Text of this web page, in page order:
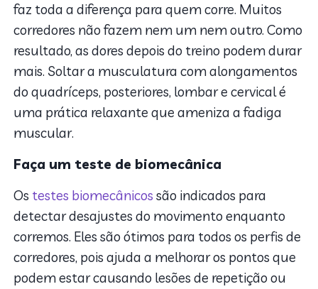
faz toda a diferença para quem corre. Muitos
corredores não fazem nem um nem outro. Como
resultado, as dores depois do treino podem durar
mais. Soltar a musculatura com alongamentos
do quadríceps, posteriores, lombar e cervical é
uma prática relaxante que ameniza a fadiga
muscular.
Faça um teste de biomecânica
Os testes biomecânicos são indicados para
detectar desajustes do movimento enquanto
corremos. Eles são ótimos para todos os perfis de
corredores, pois ajuda a melhorar os pontos que
podem estar causando lesões de repetição ou